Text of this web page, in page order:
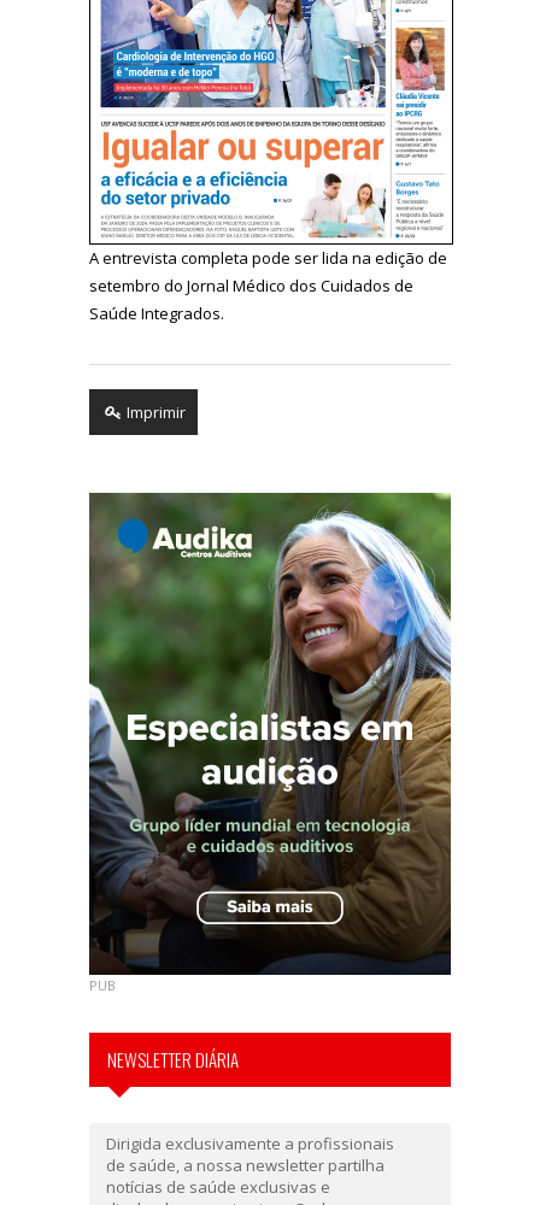
A entrevista completa pode ser lida na edição de
setembro do Jornal Médico dos Cuidados de
Saúde Integrados.
Imprimir
PUB
NEWSLETTER DIÁRIA
Dirigida exclusivamente a profissionais
de saúde, a nossa newsletter partilha
notícias de saúde exclusivas e